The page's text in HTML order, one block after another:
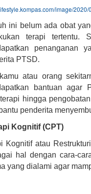
image/
ini belum ada obat
terapi tertentu.
penanganan
PTSD.
atau orang
bantuan agar
hingga
penderita
Kognitif (CPT)
Kognitif atau
hal dengan cara-
yang dialami agar